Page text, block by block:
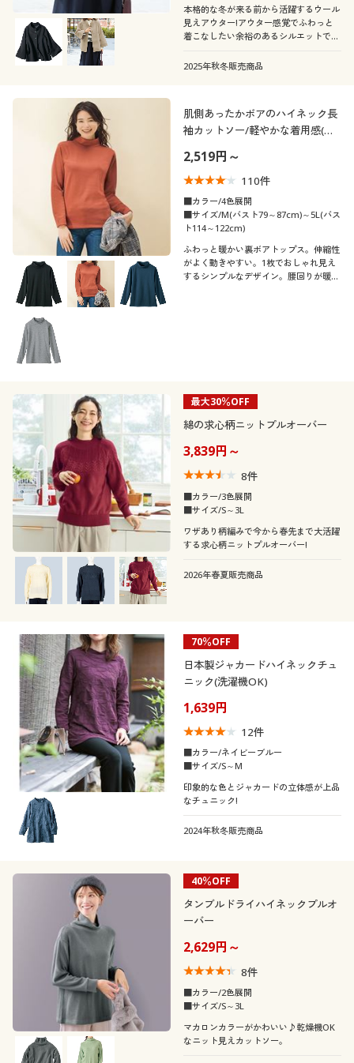
本格的な冬が来る前から活躍するウール
見えアウター!アウター感覚でふわっと
着こなしたい余裕のあるシルエットで
2025年秋冬販売商品
肌側あったかボアのハイネック長
袖カットソー/軽やかな着用感(裏
2,519円～
110件
■カラー/4色展開
■サイズ/M(バスト79～87cm)～5L(バス
ト114～122cm)
ふわっと暖かい裏ボアトップス。伸縮性
がよく動きやすい。1枚でおしゃれ見え
するシンプルなデザイン。腰回りが暖か
最大30％OFF
綿の求心柄ニットプルオーバー
3,839円～
8件
■カラー/3色展開
■サイズ/S～3L
ワザあり柄編みで今から春先まで大活躍
する求心柄ニットプルオーバー!
2026年春夏販売商品
70％OFF
日本製ジャカードハイネックチュ
ニック(洗濯機OK)
1,639円
12件
■カラー/ネイビーブルー
■サイズ/S～M
印象的な色とジャカードの立体感が上品
なチュニック!
2024年秋冬販売商品
40％OFF
タンブルドライハイネックプルオ
ーバー
2,629円～
8件
■カラー/2色展開
■サイズ/S～3L
マカロンカラーがかわいい♪乾燥機OK
なニット見えカットソー。